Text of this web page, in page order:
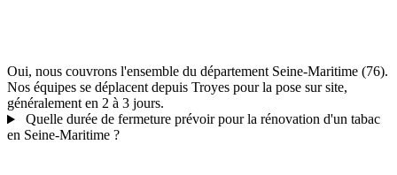
Oui, nous couvrons l'ensemble du département Seine-Maritime (76).
Nos équipes se déplacent depuis Troyes pour la pose sur site,
généralement en 2 à 3 jours.
Quelle durée de fermeture prévoir pour la rénovation d'un tabac
en Seine-Maritime ?